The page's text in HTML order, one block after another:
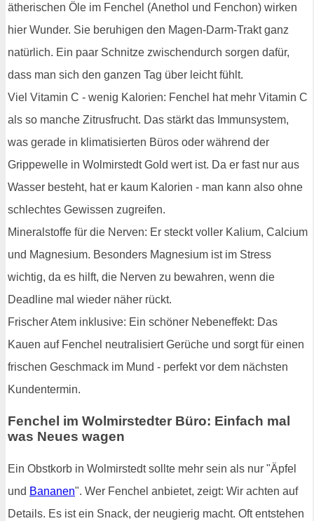
ätherischen Öle im Fenchel (Anethol und Fenchon) wirken
hier Wunder. Sie beruhigen den Magen-Darm-Trakt ganz
natürlich. Ein paar Schnitze zwischendurch sorgen dafür,
dass man sich den ganzen Tag über leicht fühlt.
Viel Vitamin C - wenig Kalorien: Fenchel hat mehr Vitamin C
als so manche Zitrusfrucht. Das stärkt das Immunsystem,
was gerade in klimatisierten Büros oder während der
Grippewelle in Wolmirstedt Gold wert ist. Da er fast nur aus
Wasser besteht, hat er kaum Kalorien - man kann also ohne
schlechtes Gewissen zugreifen.
Mineralstoffe für die Nerven: Er steckt voller Kalium, Calcium
und Magnesium. Besonders Magnesium ist im Stress
wichtig, da es hilft, die Nerven zu bewahren, wenn die
Deadline mal wieder näher rückt.
Frischer Atem inklusive: Ein schöner Nebeneffekt: Das
Kauen auf Fenchel neutralisiert Gerüche und sorgt für einen
frischen Geschmack im Mund - perfekt vor dem nächsten
Kundentermin.
Fenchel im Wolmirstedter Büro: Einfach mal
was Neues wagen
Ein Obstkorb in Wolmirstedt sollte mehr sein als nur "Äpfel
und Bananen". Wer Fenchel anbietet, zeigt: Wir achten auf
Details. Es ist ein Snack, der neugierig macht. Oft entstehen